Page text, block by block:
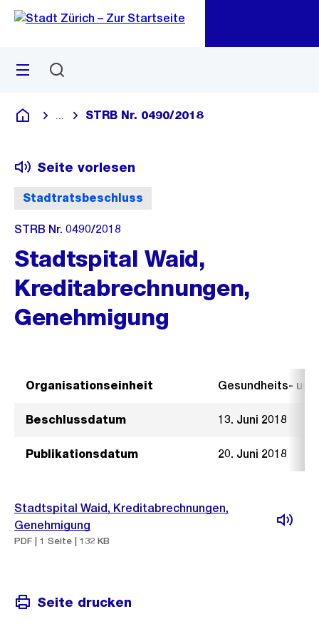
Navigation
Sprunglink
Menü
Deutsch
Blende alle Breadcrumbs ein
STRB Nr. 0490/2018
Stadtratsbeschluss
Seite vorlesen
STRB Nr. 0490/2018
Stadtspital Waid,
Kreditabrechnungen,
Genehmigung
Organisationseinheit Gesundheits-
Beschlussdatum 13. Juni 2018
Publikationsdatum 20. Juni 2018
Stadtspital Waid, Kreditabrechnungen,
Genehmigung
PDF | 1 Seite | 132 KB
Seite drucken